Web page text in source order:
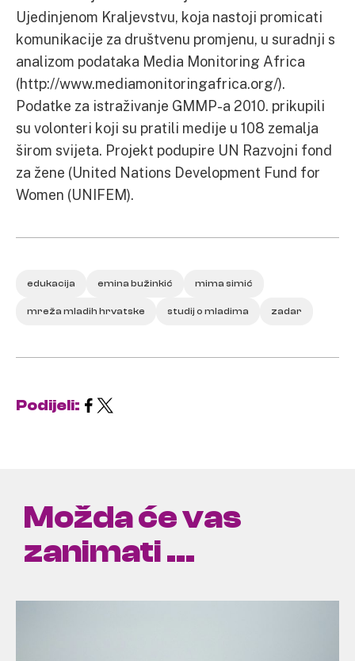
Ujedinjenom Kraljevstvu, koja nastoji promicati
komunikacije za društvenu promjenu, u suradnji s
analizom podataka Media Monitoring Africa
(http://www.mediamonitoringafrica.org/).
Podatke za istraživanje GMMP-a 2010. prikupili
su volonteri koji su pratili medije u 108 zemalja
širom svijeta. Projekt podupire UN Razvojni fond
za žene (United Nations Development Fund for
Women (UNIFEM).
edukacija emina bužinkić mima simić
mreža mladih hrvatske studij o mladima zadar
Podijeli:
Možda će vas
zanimati ...